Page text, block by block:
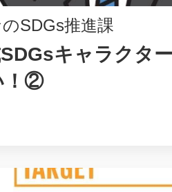
SDGs推進課
キャラクタ
！②
まちのコイン